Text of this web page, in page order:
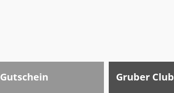
Gutschein Gruber Club